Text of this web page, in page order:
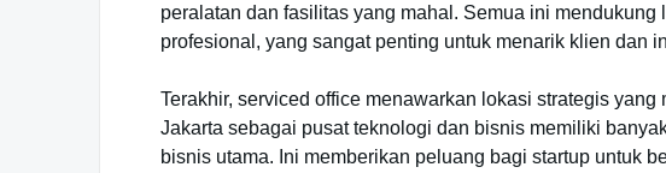
peralatan dan fasilitas yang mahal. Semua ini
profesional, yang sangat penting untuk menarik klien dan
Terakhir, serviced office menawarkan lokasi strategis
Jakarta sebagai pusat teknologi dan bisnis memiliki
bisnis utama. Ini memberikan peluang bagi startup untuk